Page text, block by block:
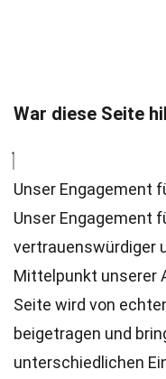
War diese Seite
Unser Engagement
Unser Engagement
vertrauenswürdiger
Mittelpunkt unserer
Seite wird von
beigetragen und
unterschiedlichen